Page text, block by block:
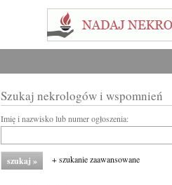
Szukaj nekrologów i wspomnień
Imię i nazwisko lub numer ogłoszenia:
+ szukanie zaawansowane